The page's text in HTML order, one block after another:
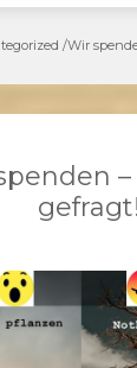
/Wir
–
gefragt!